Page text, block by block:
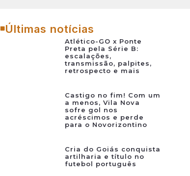
Últimas notícias
Atlético-GO x Ponte
Preta pela Série B:
escalações,
transmissão, palpites,
retrospecto e mais
Castigo no fim! Com um
a menos, Vila Nova
sofre gol nos
acréscimos e perde
para o Novorizontino
Cria do Goiás conquista
artilharia e título no
futebol português